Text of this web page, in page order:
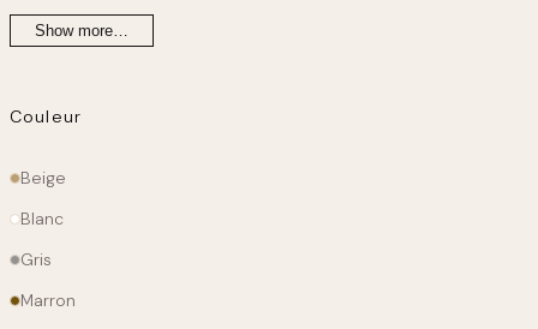
Show more…
Couleur
Couleur
principale
Beige
Blanc
Gris
Marron